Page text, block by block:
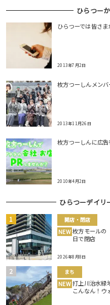
ひらつー
ひらつーでは皆さ
2013年7月2日
枚方つーしんメン
2013年11月26日
枚方つーしんに広
2010年4月2日
ひらつーデイリ
開店・閉店
NEW 枚方モールの
日で閉店
2026年8月8日
まち
NEW 打上川治水緑
こんなん！ウ